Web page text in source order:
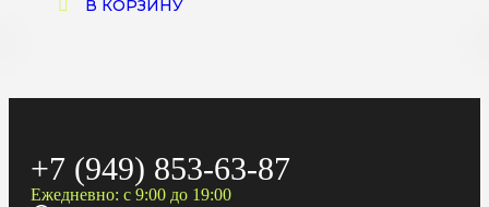
В КОРЗИНУ
+7 (949) 853-63-87
Ежедневно: с 9:00 до 19:00